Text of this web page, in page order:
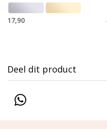
17,90
Deel dit product